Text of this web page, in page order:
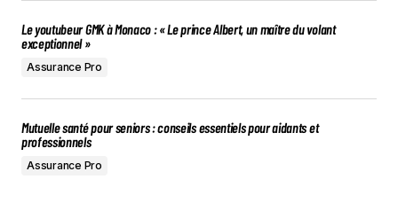
Le youtubeur GMK à Monaco : « Le prince Albert, un maître du volant
exceptionnel »
Assurance Pro
Mutuelle santé pour seniors : conseils essentiels pour aidants et
professionnels
Assurance Pro